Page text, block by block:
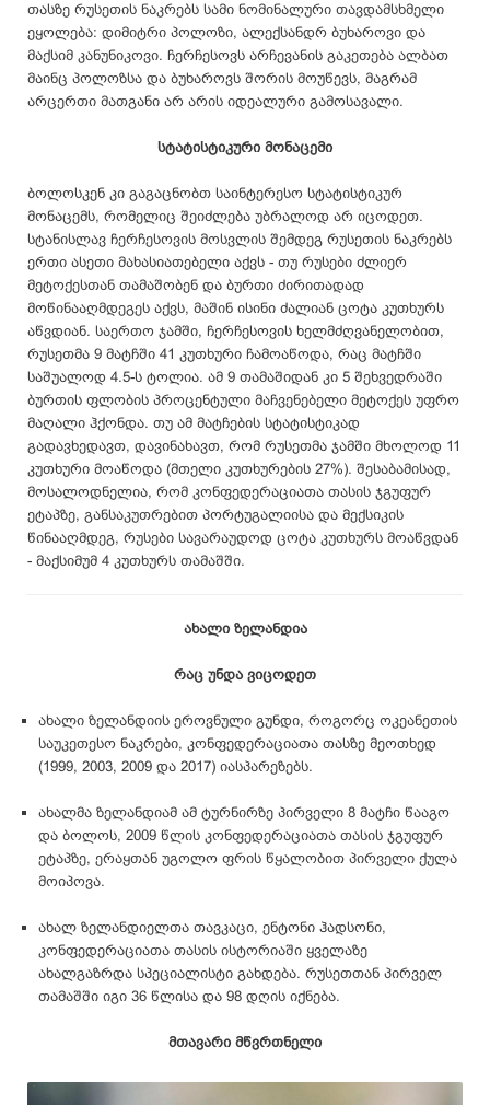
თასზე რუსეთის ნაკრებს სამი ნომინალური თავდამსხმელი
ეყოლება: დიმიტრი პოლოზი, ალექსანდრ ბუხაროვი და
მაქსიმ კანუნიკოვი. ჩერჩესოვს არჩევანის გაკეთება ალბათ
მაინც პოლოზსა და ბუხაროვს შორის მოუწევს, მაგრამ
არცერთი მათგანი არ არის იდეალური გამოსავალი.
სტატისტიკური მონაცემი
ბოლოსკენ კი გაგაცნობთ საინტერესო სტატისტიკურ
მონაცემს, რომელიც შეიძლება უბრალოდ არ იცოდეთ.
სტანისლავ ჩერჩესოვის მოსვლის შემდეგ რუსეთის ნაკრებს
ერთი ასეთი მახასიათებელი აქვს - თუ რუსები ძლიერ
მეტოქესთან თამაშობენ და ბურთი ძირითადად
მოწინააღმდეგეს აქვს, მაშინ ისინი ძალიან ცოტა კუთხურს
აწვდიან. საერთო ჯამში, ჩერჩესოვის ხელმძღვანელობით,
რუსეთმა 9 მატჩში 41 კუთხური ჩამოაწოდა, რაც მატჩში
საშუალოდ 4.5-ს ტოლია. ამ 9 თამაშიდან კი 5 შეხვედრაში
ბურთის ფლობის პროცენტული მაჩვენებელი მეტოქეს უფრო
მაღალი ჰქონდა. თუ ამ მატჩების სტატისტიკად
გადავხედავთ, დავინახავთ, რომ რუსეთმა ჯამში მხოლოდ 11
კუთხური მოაწოდა (მთელი კუთხურების 27%). შესაბამისად,
მოსალოდნელია, რომ კონფედერაციათა თასის ჯგუფურ
ეტაპზე, განსაკუთრებით პორტუგალიისა და მექსიკის
წინააღმდეგ, რუსები სავარაუდოდ ცოტა კუთხურს მოაწვდან
- მაქსიმუმ 4 კუთხურს თამაშში.
ახალი ზელანდია
რაც უნდა ვიცოდეთ
ახალი ზელანდიის ეროვნული გუნდი, როგორც ოკეანეთის
საუკეთესო ნაკრები, კონფედერაციათა თასზე მეოთხედ
(1999, 2003, 2009 და 2017) იასპარეზებს.
ახალმა ზელანდიამ ამ ტურნირზე პირველი 8 მატჩი წააგო
და ბოლოს, 2009 წლის კონფედერაციათა თასის ჯგუფურ
ეტაპზე, ერაყთან უგოლო ფრის წყალობით პირველი ქულა
მოიპოვა.
ახალ ზელანდიელთა თავკაცი, ენტონი ჰადსონი,
კონფედერაციათა თასის ისტორიაში ყველაზე
ახალგაზრდა სპეციალისტი გახდება. რუსეთთან პირველ
თამაშში იგი 36 წლისა და 98 დღის იქნება.
მთავარი მწვრთნელი